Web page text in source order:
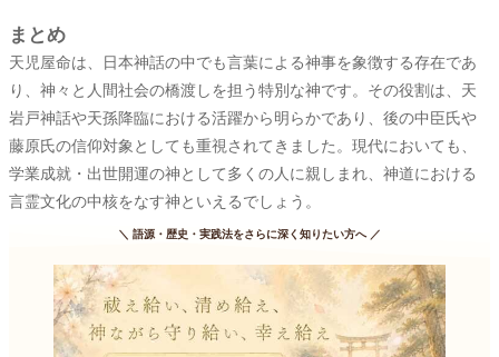
まとめ
天児屋命は、日本神話の中でも言葉による神事を象徴する存在であ
り、神々と人間社会の橋渡しを担う特別な神です。その役割は、天
岩戸神話や天孫降臨における活躍から明らかであり、後の中臣氏や
藤原氏の信仰対象としても重視されてきました。現代においても、
学業成就・出世開運の神として多くの人に親しまれ、神道における
言霊文化の中核をなす神といえるでしょう。
＼ 語源・歴史・実践法をさらに深く知りたい方へ／